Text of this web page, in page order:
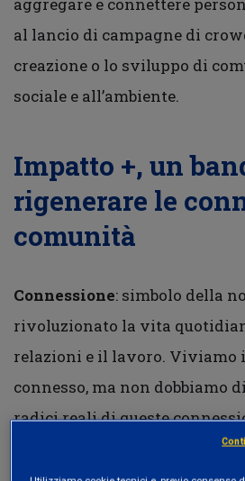
al lancio di campagne di
creazione o lo sviluppo di
sociale e all’ambiente.
Impatto +, un
rigenerare le
comunità
Connessione: simbolo della
rivoluzionato la vita
relazioni e il lavoro. Viviamo
connesso, ma non dobbiamo
radici reali di queste
che ha introdotto la potenza